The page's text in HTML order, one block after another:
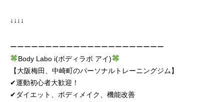
↓↓↓↓
ーーーーーーーーーーーーーーーーーーーーーー
Body Labo i(ボディラボ アイ)
【大阪梅田、中崎町のパーソナルトレーニングジム】
✔︎運動初心者大歓迎！
✔︎ダイエット、ボディメイク、機能改善